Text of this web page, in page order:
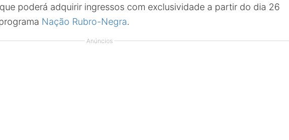
poderá adquirir ingressos com exclusividade a partir do dia 26
Nação Rubro-Negra.
Anúncios